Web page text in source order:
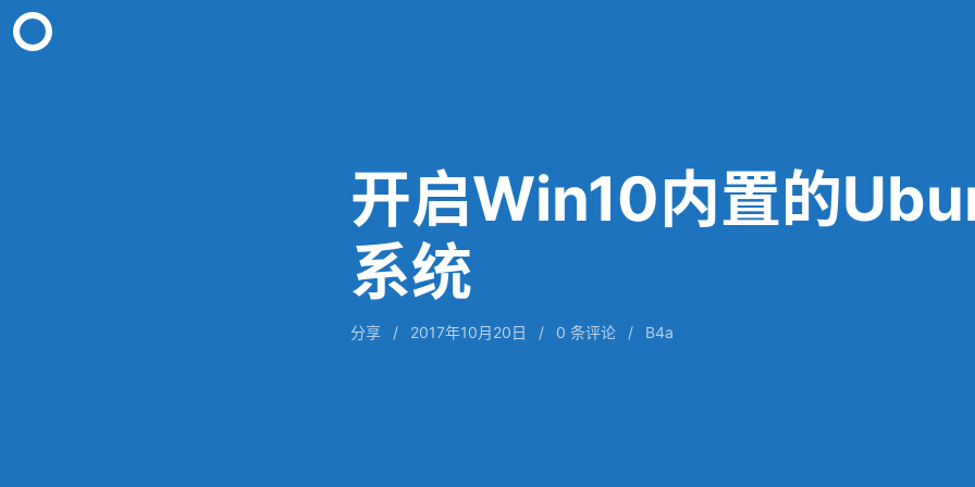
开启Win10内置的
系统
分享 / 2017年10月20日 / 0 条评论 / B4a